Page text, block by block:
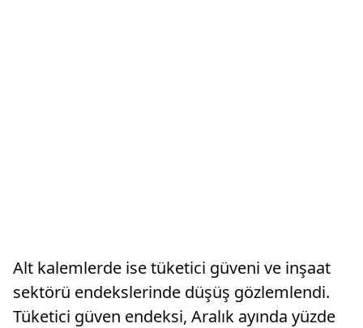
Alt kalemlerde ise tüketici güveni ve inşaat
sektörü endekslerinde düşüş gözlemlendi.
Tüketici güven endeksi, Aralık ayında yüzde